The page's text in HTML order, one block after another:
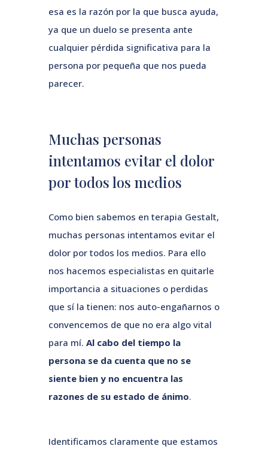
esa es la razón por la que busca ayuda,
ya que un duelo se presenta ante
cualquier pérdida significativa para la
persona por pequeña que nos pueda
parecer.
Muchas personas
intentamos evitar el dolor
por todos los medios
Como bien sabemos en terapia Gestalt,
muchas personas intentamos evitar el
dolor por todos los medios. Para ello
nos hacemos especialistas en quitarle
importancia a situaciones o perdidas
que sí la tienen: nos auto-engañarnos o
convencemos de que no era algo vital
para mí. Al cabo del tiempo la
persona se da cuenta que no se
siente bien y no encuentra las
razones de su estado de ánimo.
Identificamos claramente que estamos